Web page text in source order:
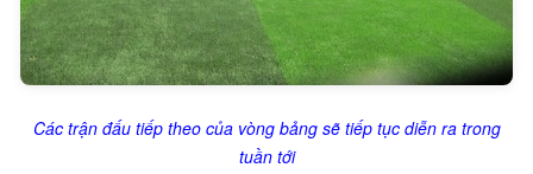
Các trận đấu tiếp theo của vòng bảng sẽ tiếp tục diễn ra trong
tuần tới